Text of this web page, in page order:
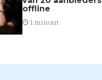
offline
1 minuut